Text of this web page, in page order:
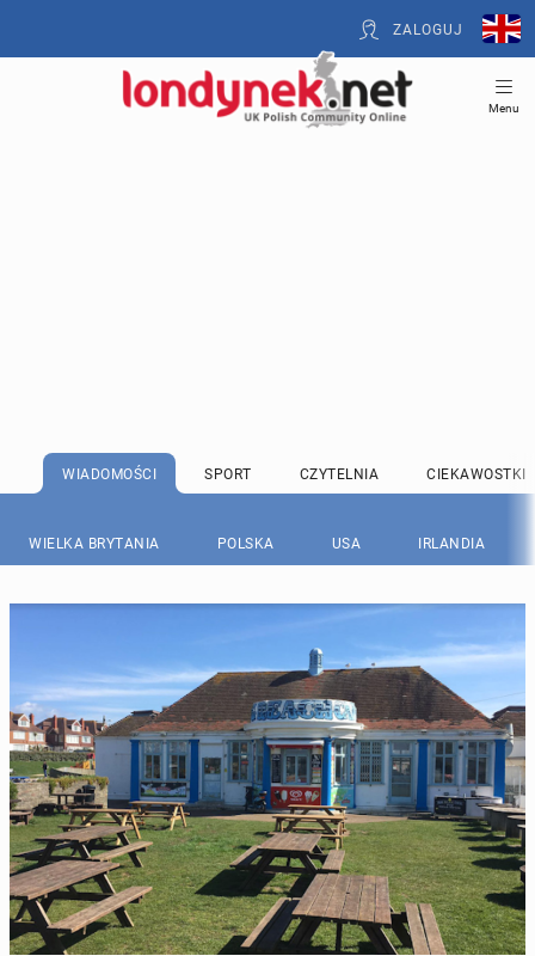
ZALOGUJ
Menu
WIADOMOŚCI SPORT CZYTELNIA CIEKAWOSTKI
WIELKA BRYTANIA POLSKA USA IRLANDIA